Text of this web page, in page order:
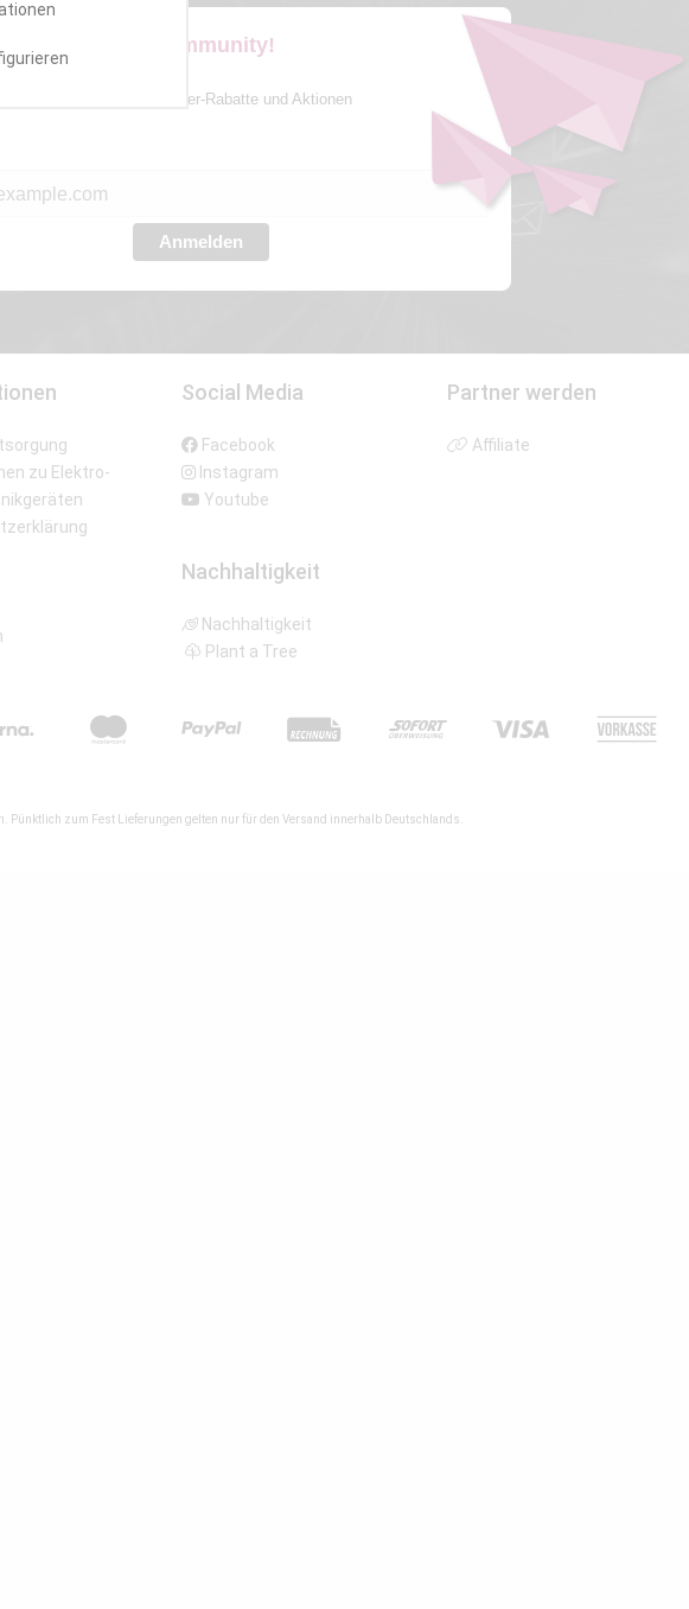
der Miweba Community!
wieder exklusive Newsletter-Rabatte und Aktionen
Anmelden
zu Elektro-
Social Media
Facebook
Instagram
Youtube
Nachhaltigkeit
Nachhaltigkeit
Plant a Tree
Partner werden
Affiliate
Pünktlich zum Fest Lieferungen gelten nur für den Versand innerhalb Deutschlands.